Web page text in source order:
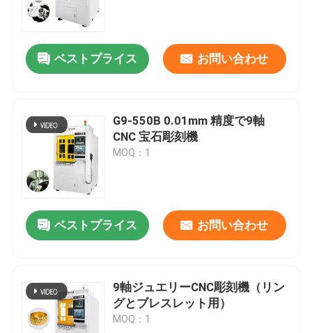
VRショー
私たちについて
品質管理
ベストプライス お問い合わせ
G9-550B 0.01mm 精度で9軸
CNC 宝石彫刻機
MOQ：1
ベストプライス お問い合わせ
9軸ジュエリーCNC彫刻機（リン
グとブレスレット用）
MOQ：1